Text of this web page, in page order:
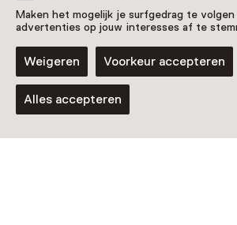
Maken het mogelijk je surfgedrag te
advertenties op jouw interesses af te
Weigeren Voorkeur accepteren
Alles accepteren